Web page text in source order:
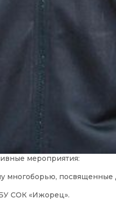
мероприятия:
многоборью,
СОК «Ижорец».